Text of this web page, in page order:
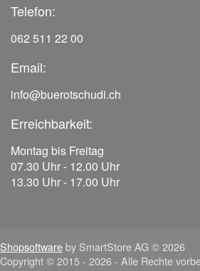
Telefon:
062 511 22 00
Email:
info@buerotschudi.ch
Erreichbarkeit:
Montag bis Freitag
07.30 Uhr - 12.00 Uhr
13.30 Uhr - 17.00 Uhr
Shopsoftware by SmartStore AG © 2026
Copyright © 2015 - 2026 - Alle Rechte